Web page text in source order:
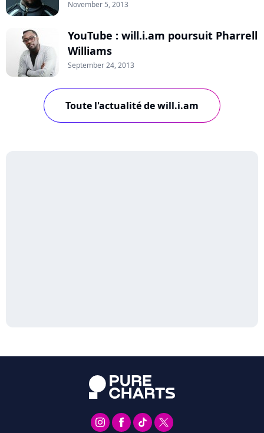
November 5, 2013
YouTube : will.i.am poursuit Pharrell
Williams
September 24, 2013
Toute l'actualité de will.i.am